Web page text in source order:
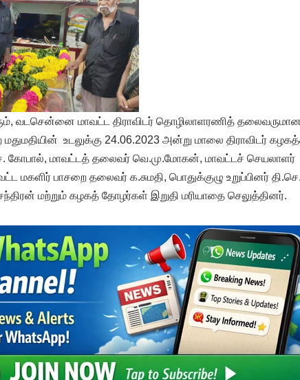
வடசென்னை மாவட்ட திராவிடர் தொழிலாளரணித் தலைவருமான
உடலுக்கு 24.06.2023 அன்று மாலை திராவிடர்
மாவட்டத் தலைவர் வெ.மு.மோகன், மாவட்டச் செயலாளர்
பாசறை தலைவர் க.சுமதி, பொதுக்குழு உறுப்பினர்
மற்றும் கழகத் தோழர்கள் இறுதி மரியாதை செலுத்தினர்.